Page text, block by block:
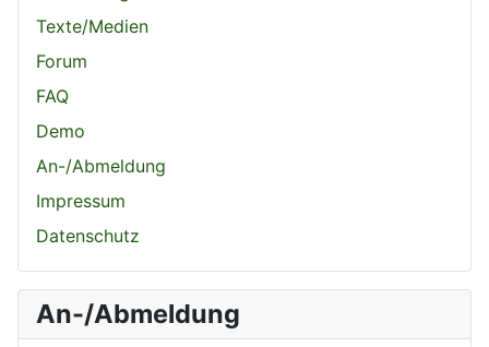
Texte/Medien
Forum
FAQ
Demo
An-/Abmeldung
Impressum
Datenschutz
An-/Abmeldung